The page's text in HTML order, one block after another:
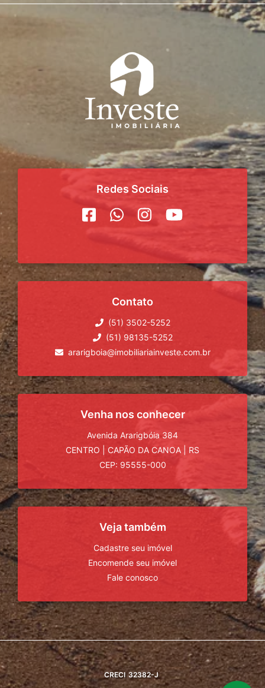
Redes Sociais
Contato
(51) 3502-5252
(51) 98135-5252
ararigboia@imobiliariainveste.com.br
Venha nos conhecer
Avenida Ararigbóia 384
CENTRO
CAPÃO DA CANOA
RS
CEP: 95555-000
Veja também
Cadastre seu imóvel
Encomende seu imóvel
Fale conosco
CRECI 32382-J